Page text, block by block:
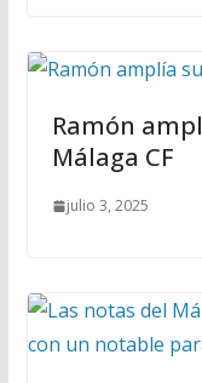
Ramón
Málaga CF
julio 3, 2025